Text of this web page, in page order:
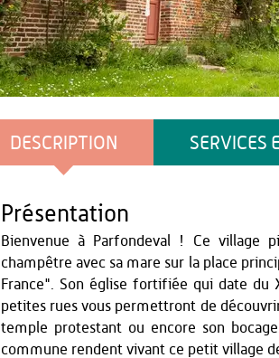
DESCRIPTION SERVICES
Présentation
Bienvenue à Parfondeval ! Ce village
champêtre avec sa mare sur la place
France". Son église fortifiée qui date du
petites rues vous permettront de
temple protestant ou encore son
commune rendent vivant ce petit village